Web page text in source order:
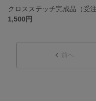
1,500円
前へ